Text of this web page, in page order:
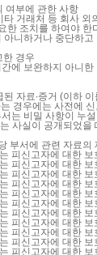
여부에 관한 사항
거래처 등 회사
한 조치를 하여야 한
니하거나 중단하고
한 경우
에 보완하지 아니한
자료∙증거 (이하
경우에는 사전에
는 비밀 사항이 누
사실이 공개되었
서에 관련 자료
피신고자에 대한 보
피신고자에 대한 보
피신고자에 대한 보
피신고자에 대한 보
피신고자에 대한 보
피신고자에 대한 보
피신고자에 대한 보
피신고자에 대한 보
피신고자에 대한 보
피신고자에 대한 보
피신고자에 대한 보